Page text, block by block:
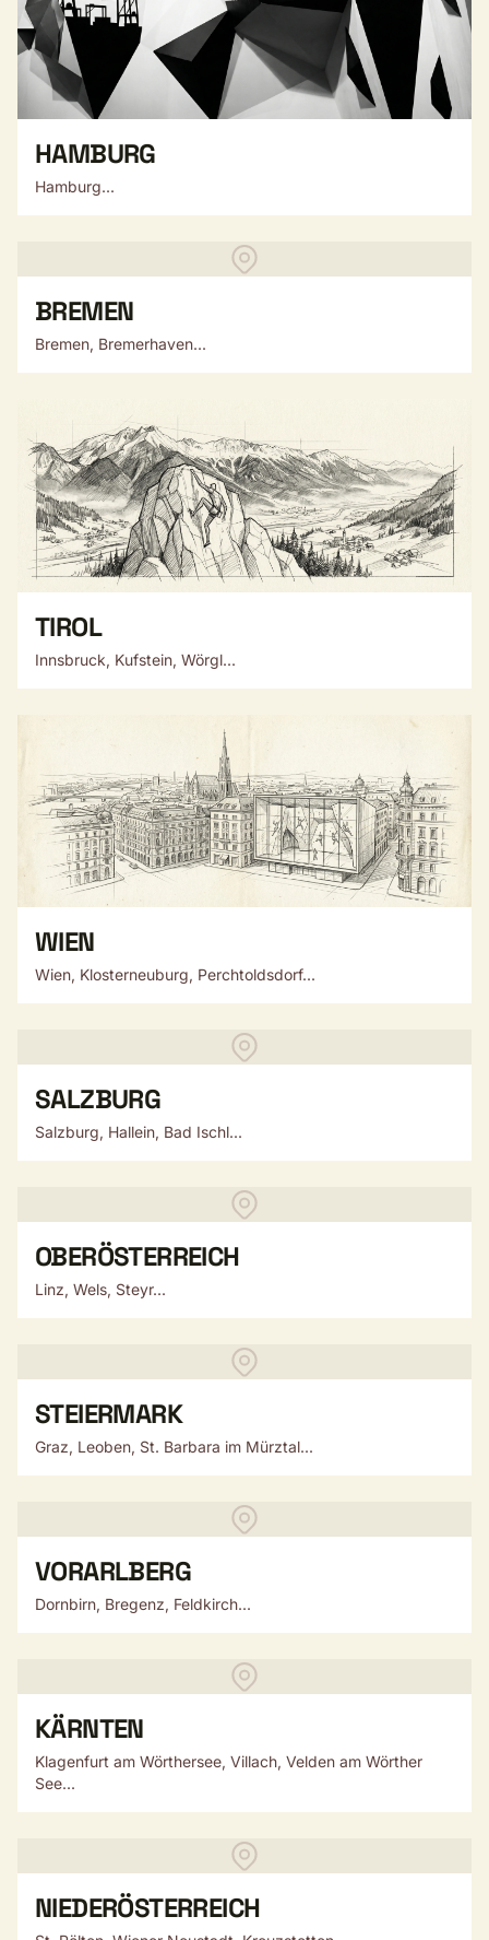
HAMBURG
Hamburg...
BREMEN
Bremen, Bremerhaven...
TIROL
Innsbruck, Kufstein, Wörgl...
WIEN
Wien, Klosterneuburg, Perchtoldsdorf...
SALZBURG
Salzburg, Hallein, Bad Ischl...
OBERÖSTERREICH
Linz, Wels, Steyr...
STEIERMARK
Graz, Leoben, St. Barbara im Mürztal...
VORARLBERG
Dornbirn, Bregenz, Feldkirch...
KÄRNTEN
Klagenfurt am Wörthersee, Villach, Velden am Wörther
See...
NIEDERÖSTERREICH